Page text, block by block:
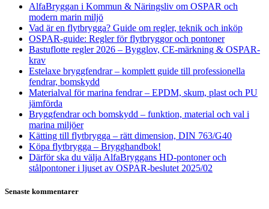
AlfaBryggan i Kommun & Näringsliv om OSPAR och
modern marin miljö
Vad är en flytbrygga? Guide om regler, teknik och inköp
OSPAR-guide: Regler för flytbryggor och pontoner
Bastuflotte regler 2026 – Bygglov, CE-märkning & OSPAR-
krav
Estelaxe bryggfendrar – komplett guide till professionella
fendrar, bomskydd
Materialval för marina fendrar – EPDM, skum, plast och PU
jämförda
Bryggfendrar och bomskydd – funktion, material och val i
marina miljöer
Kätting till flytbrygga – rätt dimension, DIN 763/G40
Köpa flytbrygga – Brygghandbok!
Därför ska du välja AlfaBryggans HD-pontoner och
stålpontoner i ljuset av OSPAR-beslutet 2025/02
Senaste kommentarer